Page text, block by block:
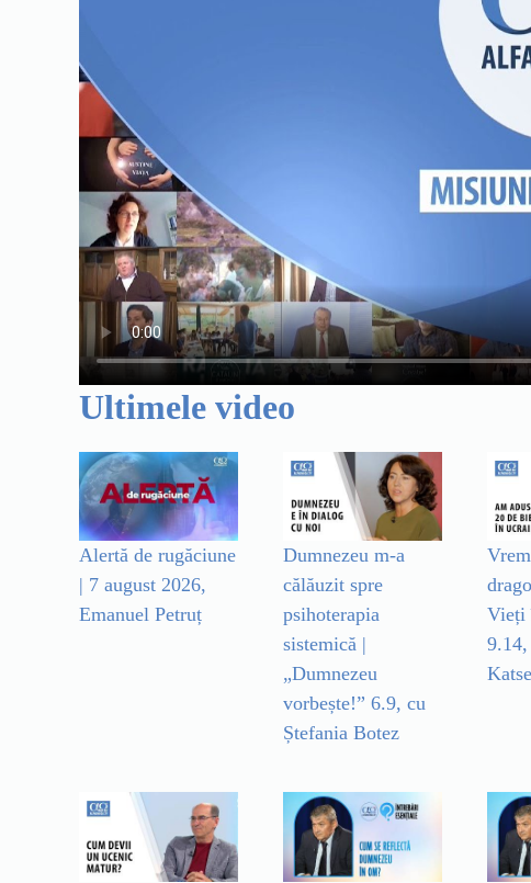
Ultimele video
Alertă de rugăciune
| 7 august 2026,
Emanuel Petruț
Dumnezeu m-a
călăuzit spre
psihoterapia
sistemică |
„Dumnezeu
vorbește!” 6.9, cu
Ștefania Botez
Vieți